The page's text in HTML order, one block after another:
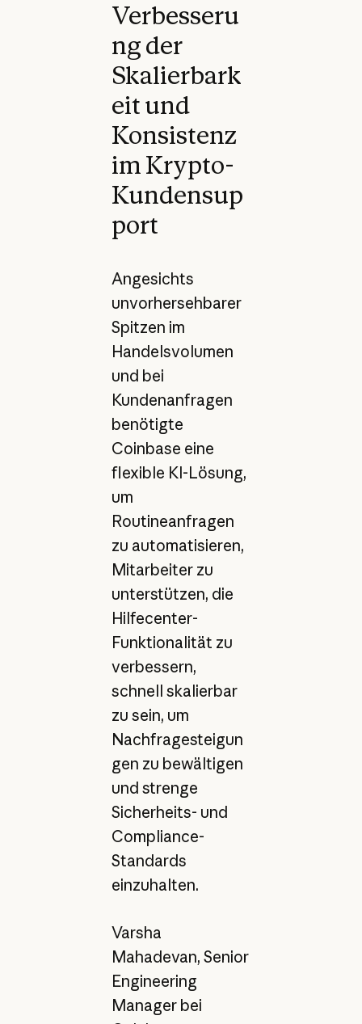
Verbesseru
ng der
Skalierbark
eit und
Konsistenz
im Krypto-
Kundensup
port
Angesichts
unvorhersehbarer
Spitzen im
Handelsvolumen
und bei
Kundenanfragen
benötigte
Coinbase eine
flexible KI-Lösung,
um
Routineanfragen
zu automatisieren,
Mitarbeiter zu
unterstützen, die
Hilfecenter-
Funktionalität zu
verbessern,
schnell skalierbar
zu sein, um
Nachfragesteigun
gen zu bewältigen
und strenge
Sicherheits- und
Compliance-
Standards
einzuhalten.
Varsha
Mahadevan, Senior
Engineering
Manager bei